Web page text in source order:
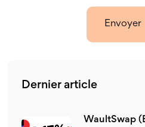
Envoyer
Dernier article
WaultSwap